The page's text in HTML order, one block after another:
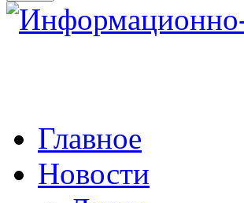
Главное
Новости